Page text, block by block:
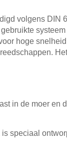
volgens DIN
hoge
in de moer en
speciaal